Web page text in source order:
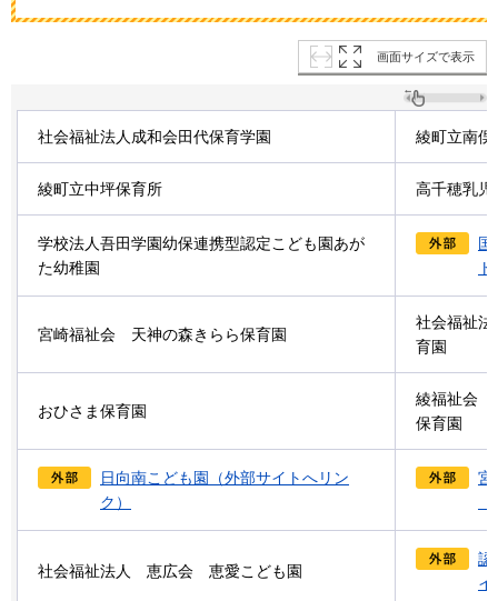
画面サイズで表示
社会福祉法人成和会田代保育学園 綾町立南俣
綾町立中坪保育所 高千穂乳児
学校法人吾田学園幼保連携型認定こども園あが
た幼稚園
国
宮崎福祉会 天神の森きらら保育園
社会福祉法
育園
おひさま保育園
綾福祉会
保育園
日向南こども園（外部サイトへリン
ク）
宮
社会福祉法人 恵広会 恵愛こども園
認
イ